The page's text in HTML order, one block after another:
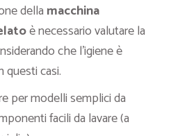
della macchina
è necessario valutare la
che l’igiene è
questi casi.
per modelli semplici da
facili da lavare (a